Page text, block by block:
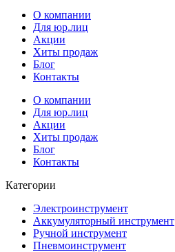
О компании
Для юр.лиц
Акции
Хиты продаж
Блог
Контакты
О компании
Для юр.лиц
Акции
Хиты продаж
Блог
Контакты
Категории
Электроинструмент
Аккумуляторный инструмент
Ручной инструмент
Пневмоинструмент